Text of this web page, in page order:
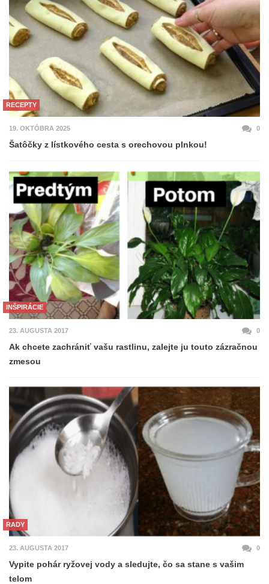
RECEPTY
19. OKTÓBRA 2025 0
Šatôčky z lístkového cesta s orechovou plnkou!
INŠPIRÁCIE
23. AUGUSTA 2017 0
Ak chcete zachrániť vašu rastlinu, zalejte ju touto zázračnou
zmesou
RADY
23. AUGUSTA 2017 0
Vypite pohár ryžovej vody a sledujte, čo sa stane s vašim
telom